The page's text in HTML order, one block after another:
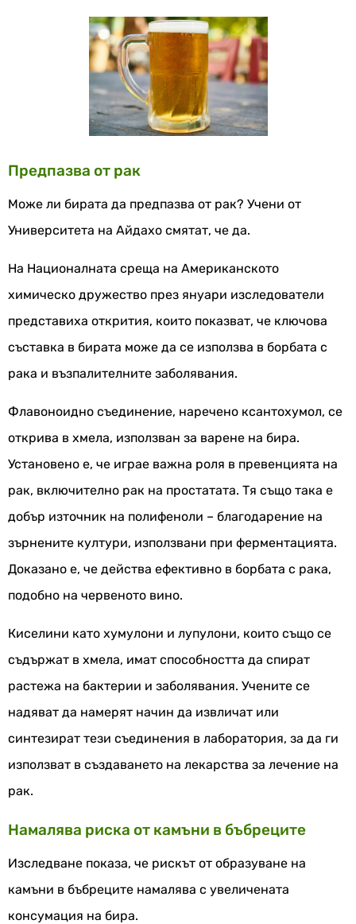
Предпазва от рак
Може ли бирата да предпазва от рак? Учени от
Университета на Айдахо смятат, че да.
На Националната среща на Американското
химическо дружество през януари изследователи
представиха открития, които показват, че ключова
съставка в бирата може да се използва в борбата с
рака и възпалителните заболявания.
Флавоноидно съединение, наречено ксантохумол, се
открива в хмела, използван за варене на бира.
Установено е, че играе важна роля в превенцията на
рак, включително рак на простатата. Тя също така е
добър източник на полифеноли – благодарение на
зърнените култури, използвани при ферментацията.
Доказано е, че действа ефективно в борбата с рака,
подобно на червеното вино.
Киселини като хумулони и лупулони, които също се
съдържат в хмела, имат способността да спират
растежа на бактерии и заболявания. Учените се
надяват да намерят начин да извличат или
синтезират тези съединения в лаборатория, за да ги
използват в създаването на лекарства за лечение на
рак.
Намалява риска от камъни в бъбреците
Изследване показа, че рискът от образуване на
камъни в бъбреците намалява с увеличената
консумация на бира.